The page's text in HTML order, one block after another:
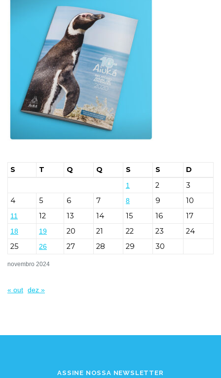
novembro 2024
S T Q Q S S D
1 2
3
4
5 6 7 8 9 10
11 12 13 14 15 16 17
18 19 20 21 22 23
24
25
26 27 28 29 30
« out dez »
ASSINE NOSSA NEWSLETTER